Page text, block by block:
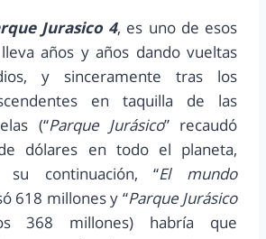
Jurasico 4, es uno de esos
años y años dando vueltas
y sinceramente tras los
en taquilla de las
(“Parque Jurásico” recaudó
dólares en todo el planeta,
su continuación, “El mundo
618 millones y “Parque Jurásico
368 millones) habría que